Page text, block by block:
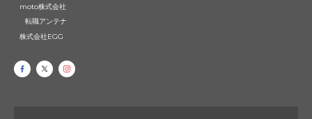
moto株式会社
転職アンテナ
株式会社EGG